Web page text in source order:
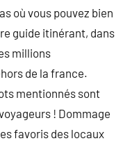
où vous pouvez bien
guide itinérant, dans
millions
de la france.
mentionnés sont
! Dommage
favoris des locaux